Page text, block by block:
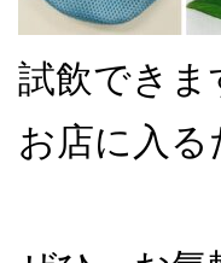
試飲できま
お店に入